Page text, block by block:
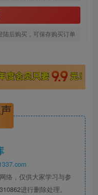
陆后购买，可保存购买订单
络，仅供大家学习与参
进行删除处理。